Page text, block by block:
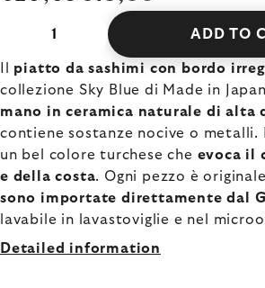
ADD TO
piatto da sashimi con bordo
collezione Sky Blue di Made in
mano in ceramica naturale di alta
contiene sostanze nocive o metalli.
un bel colore turchese che evoca il
e della costa. Ogni pezzo è
sono importate direttamente dal
lavabile in lavastoviglie e nel
Detailed information